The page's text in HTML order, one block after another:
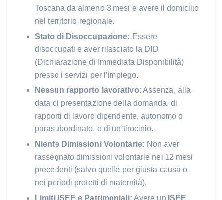
Toscana da almeno 3 mesi e avere il domicilio
nel territorio regionale.
Stato di Disoccupazione: Essere
disoccupati e aver rilasciato la DID
(Dichiarazione di Immediata Disponibilità)
presso i servizi per l’impiego.
Nessun rapporto lavorativo: Assenza, alla
data di presentazione della domanda, di
rapporti di lavoro dipendente, autonomo o
parasubordinato, o di un tirocinio.
Niente Dimissioni Volontarie: Non aver
rassegnato dimissioni volontarie nei 12 mesi
precedenti (salvo quelle per giusta causa o
nei periodi protetti di maternità).
Limiti ISEE e Patrimoniali: Avere un ISEE